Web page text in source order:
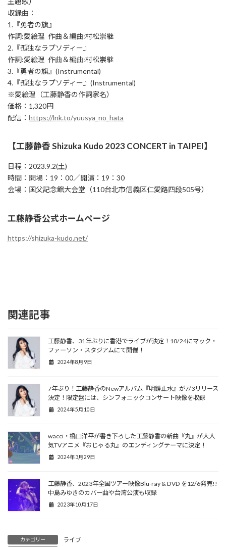
収録曲：
1.『勇者の旗』
作詞:愛絵理 作曲＆編曲:村松崇継
2.『孤独なラプソディー』
作詞:愛絵理 作曲＆編曲:村松崇継
3.『勇者の旗』(Instrumental)
4.『孤独なラプソディー』(Instrumental)
※愛絵理（工藤静香の作詞家名）
価格：1,320円
配信： https://lnk.to/yuusya_no_hata
【工藤静香 Shizuka Kudo 2023 CONCERT in TAIPEI】
日程：2023.9.2(土)
時間：開場：19：00／開演：19：30
会場：国父記念館大会堂（110台北市信義区仁愛路四段505号）
工藤静香公式ホームページ
https://shizuka-kudo.net/
関連記事
工藤静香、31年ぶりに香港でライブが決定！10/24にマック・
ファーソン・スタジアムにて開催！
2024年8月9日
7年ぶり！工藤静香のNewアルバム『明鏡止水』が7/3リリース
決定！限定盤には、シンフォニックコンサート映像を収録
2024年5月10日
wacci・橋口洋平が書き下ろした工藤静香の新曲『丸』が大人
気TVアニメ『おじゃる丸』のエンディングテーマに決定！
2024年3月29日
工藤静香、2023年全国ツアー映像Blu-ray & DVD を12/6発売!!
中島みゆきのカバー曲や台湾公演も収録
2023年10月17日
カテゴリー ライブ